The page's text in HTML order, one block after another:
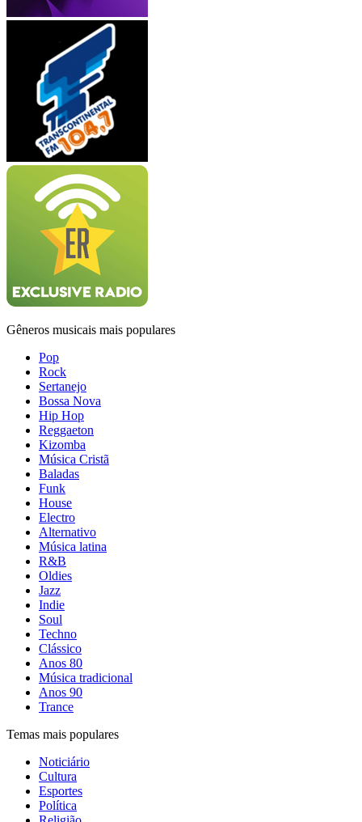
Gêneros musicais mais populares
Pop
Rock
Sertanejo
Bossa Nova
Hip Hop
Reggaeton
Kizomba
Música Cristã
Baladas
Funk
House
Electro
Alternativo
Música latina
R&B
Oldies
Jazz
Indie
Soul
Techno
Clássico
Anos 80
Música tradicional
Anos 90
Trance
Temas mais populares
Noticiário
Cultura
Esportes
Política